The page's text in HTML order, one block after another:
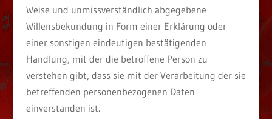
Weise und unmissverständlich abgegebene
Willensbekundung in Form einer Erklärung oder
einer sonstigen eindeutigen bestätigenden
Handlung, mit der die betroffene Person zu
verstehen gibt, dass sie mit der Verarbeitung der sie
betreffenden personenbezogenen Daten
einverstanden ist.